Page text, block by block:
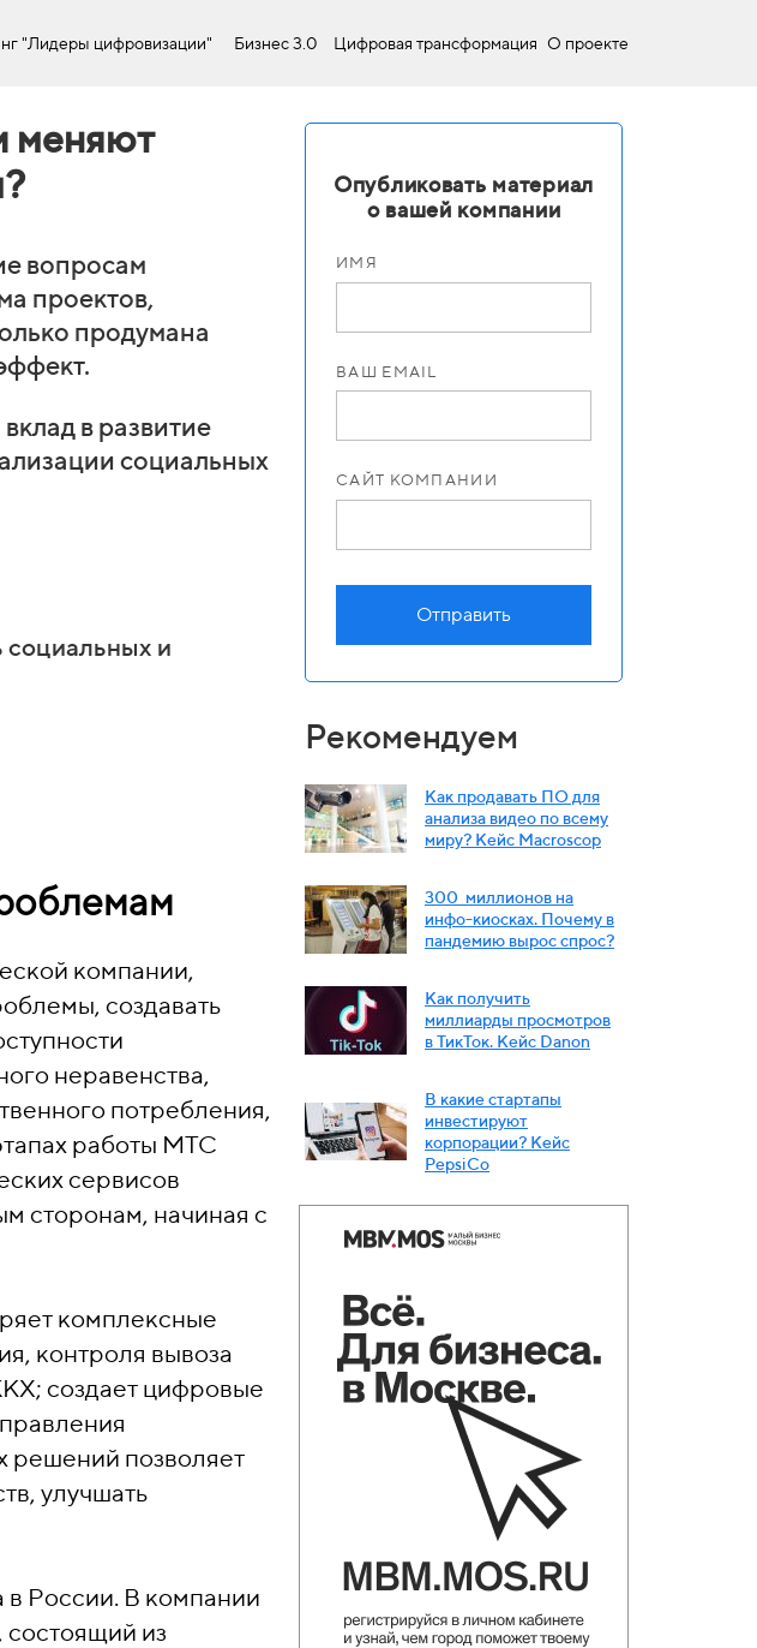
"Лидеры цифровизации" Бизнес 3.0 Цифровая трансформация О проекте
меняют
вопросам
проектов,
продумана
в развитие
социальных
социальных и
компании,
создавать
неравенства,
потребления,
работы МТС
сервисов
сторонам, начиная с
комплексные
контроля вывоза
создает цифровые
решений позволяет
улучшать
в России. В компании
из
Опубликовать материал
о вашей компании
ИМЯ
ВАШ EMAIL
САЙТ КОМПАНИИ
Отправить
Рекомендуем
Как продавать ПО для
анализа видео по всему
миру? Кейс Macroscop
300 миллионов на
инфо-киосках. Почему в
пандемию вырос спрос?
Как получить
миллиарды просмотров
в ТикТок. Кейс Danon
В какие стартапы
инвестируют
корпорации? Кейс
PepsiСo